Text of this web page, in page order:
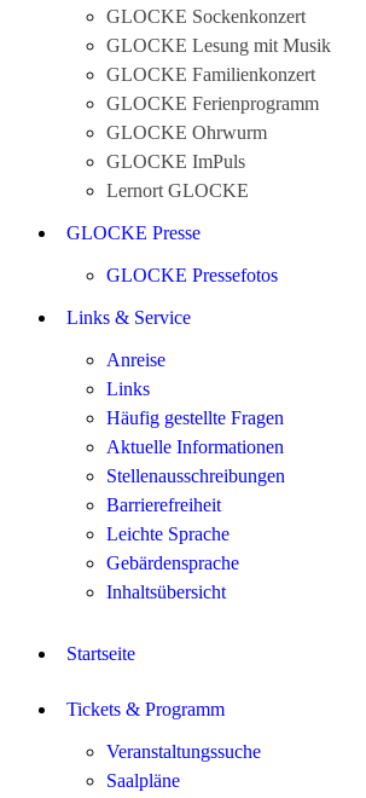
GLOCKE Sockenkonzert
GLOCKE Lesung mit Musik
GLOCKE Familienkonzert
GLOCKE Ferienprogramm
GLOCKE Ohrwurm
GLOCKE ImPuls
Lernort GLOCKE
GLOCKE Presse
GLOCKE Pressefotos
Links & Service
Anreise
Links
Häufig gestellte Fragen
Aktuelle Informationen
Stellenausschreibungen
Barrierefreiheit
Leichte Sprache
Gebärdensprache
Inhaltsübersicht
Startseite
Tickets & Programm
Veranstaltungssuche
Saalpläne